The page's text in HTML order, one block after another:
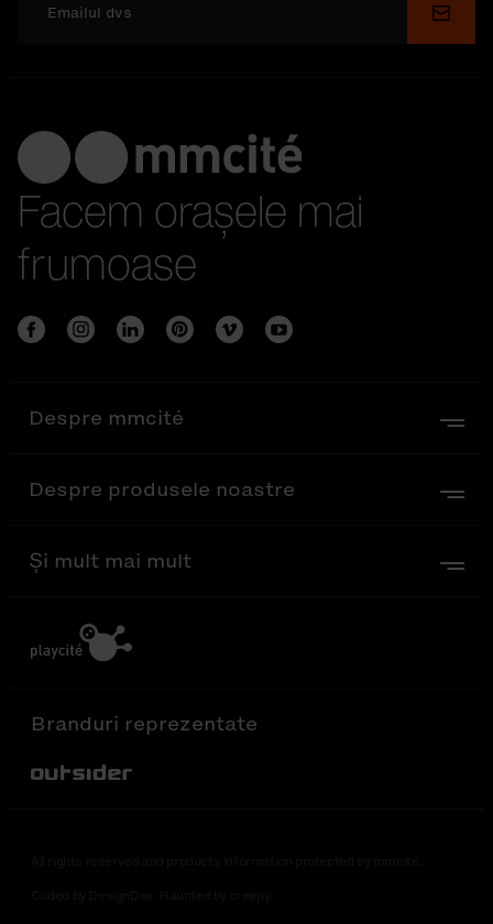
Facem orașele mai
frumoase
Despre mmcité
Despre produsele noastre
Și mult mai mult
Branduri reprezentate
Out-Sider